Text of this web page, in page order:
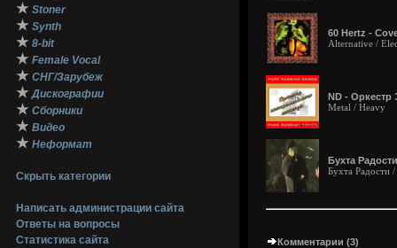
★ Stoner
★ Synth
★ 8-bit
★ Female Vocal
★ СНГ/Зарубеж
★ Дискографии
★ Сборники
★ Видео
★ Неформат
Скрыть категории
Написать администрации сайта
Ответы на вопросы
Статистика сайта
60 Hertz -
Alternative /
ND - Оркестр
Metal / Heavy
Бухта
Бухта Радости
Комментарии (3)